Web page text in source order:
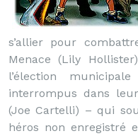
s’allier pour
Menace (Lily
l’élection
interrompus dans
(Joe Cartelli) – qui
héros non enregistré